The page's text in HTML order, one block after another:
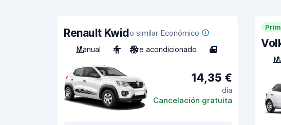
Renault Kwido similar Económico
Manual
4 Aire acondicionado 4
14,35 €
día
Cancelación gratuita